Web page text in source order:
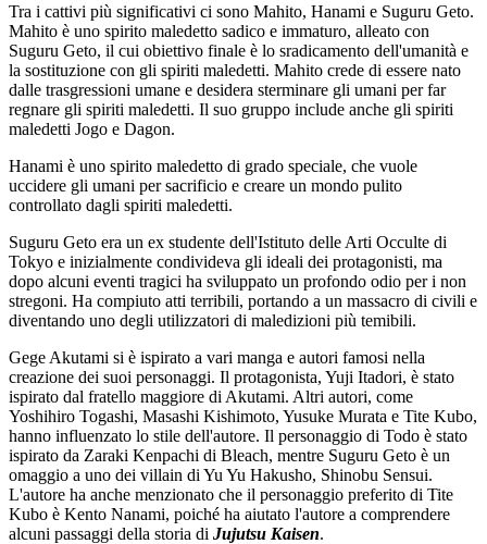
Tra i cattivi più significativi ci sono Mahito, Hanami e Suguru Geto.
Mahito è uno spirito maledetto sadico e immaturo, alleato con
Suguru Geto, il cui obiettivo finale è lo sradicamento dell'umanità e
la sostituzione con gli spiriti maledetti. Mahito crede di essere nato
dalle trasgressioni umane e desidera sterminare gli umani per far
regnare gli spiriti maledetti. Il suo gruppo include anche gli spiriti
maledetti Jogo e Dagon.
Hanami è uno spirito maledetto di grado speciale, che vuole
uccidere gli umani per sacrificio e creare un mondo pulito
controllato dagli spiriti maledetti.
Suguru Geto era un ex studente dell'Istituto delle Arti Occulte di
Tokyo e inizialmente condivideva gli ideali dei protagonisti, ma
dopo alcuni eventi tragici ha sviluppato un profondo odio per i non
stregoni. Ha compiuto atti terribili, portando a un massacro di civili e
diventando uno degli utilizzatori di maledizioni più temibili.
Gege Akutami si è ispirato a vari manga e autori famosi nella
creazione dei suoi personaggi. Il protagonista, Yuji Itadori, è stato
ispirato dal fratello maggiore di Akutami. Altri autori, come
Yoshihiro Togashi, Masashi Kishimoto, Yusuke Murata e Tite Kubo,
hanno influenzato lo stile dell'autore. Il personaggio di Todo è stato
ispirato da Zaraki Kenpachi di Bleach, mentre Suguru Geto è un
omaggio a uno dei villain di Yu Yu Hakusho, Shinobu Sensui.
L'autore ha anche menzionato che il personaggio preferito di Tite
Kubo è Kento Nanami, poiché ha aiutato l'autore a comprendere
alcuni passaggi della storia di Jujutsu Kaisen.